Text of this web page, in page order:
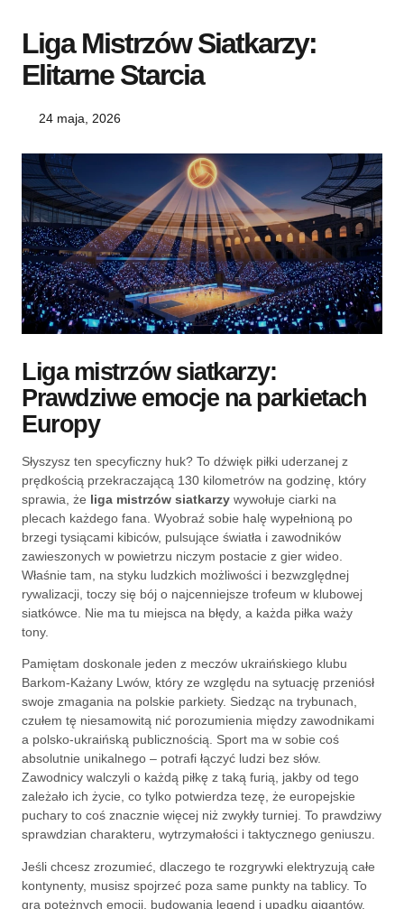
Liga Mistrzów Siatkarzy:
Elitarne Starcia
24 maja, 2026
Liga mistrzów siatkarzy:
Prawdziwe emocje na parkietach
Europy
Słyszysz ten specyficzny huk? To dźwięk piłki uderzanej z
prędkością przekraczającą 130 kilometrów na godzinę, który
sprawia, że liga mistrzów siatkarzy wywołuje ciarki na
plecach każdego fana. Wyobraź sobie halę wypełnioną po
brzegi tysiącami kibiców, pulsujące światła i zawodników
zawieszonych w powietrzu niczym postacie z gier wideo.
Właśnie tam, na styku ludzkich możliwości i bezwzględnej
rywalizacji, toczy się bój o najcenniejsze trofeum w klubowej
siatkówce. Nie ma tu miejsca na błędy, a każda piłka waży
tony.
Pamiętam doskonale jeden z meczów ukraińskiego klubu
Barkom-Każany Lwów, który ze względu na sytuację przeniósł
swoje zmagania na polskie parkiety. Siedząc na trybunach,
czułem tę niesamowitą nić porozumienia między zawodnikami
a polsko-ukraińską publicznością. Sport ma w sobie coś
absolutnie unikalnego – potrafi łączyć ludzi bez słów.
Zawodnicy walczyli o każdą piłkę z taką furią, jakby od tego
zależało ich życie, co tylko potwierdza tezę, że europejskie
puchary to coś znacznie więcej niż zwykły turniej. To prawdziwy
sprawdzian charakteru, wytrzymałości i taktycznego geniuszu.
Jeśli chcesz zrozumieć, dlaczego te rozgrywki elektryzują całe
kontynenty, musisz spojrzeć poza same punkty na tablicy. To
gra potężnych emocji, budowania legend i upadku gigantów.